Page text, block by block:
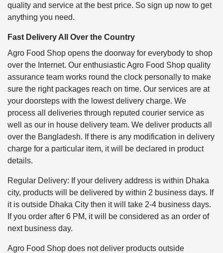
quality and service at the best price. So sign up now to get
anything you need.
Fast Delivery All Over the Country
Agro Food Shop opens the doorway for everybody to shop
over the Internet. Our enthusiastic Agro Food Shop quality
assurance team works round the clock personally to make
sure the right packages reach on time. Our services are at
your doorsteps with the lowest delivery charge. We
process all deliveries through reputed courier service as
well as our in house delivery team. We deliver products all
over the Bangladesh. If there is any modification in delivery
charge for a particular item, it will be declared in product
details.
Regular Delivery: If your delivery address is within Dhaka
city, products will be delivered by within 2 business days. If
it is outside Dhaka City then it will take 2-4 business days.
If you order after 6 PM, it will be considered as an order of
next business day.
Agro Food Shop does not deliver products outside